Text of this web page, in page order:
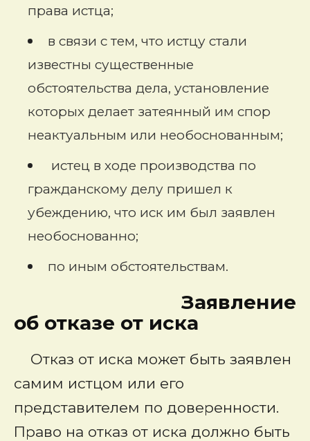
права истца;
в связи с тем, что истцу стали
известны существенные
обстоятельства дела, установление
которых делает затеянный им спор
неактуальным или необоснованным;
истец в ходе производства по
гражданскому делу пришел к
убеждению, что иск им был заявлен
необоснованно;
по иным обстоятельствам.
Заявление
об отказе от иска
Отказ от иска может быть заявлен
самим истцом или его
представителем по доверенности.
Право на отказ от иска должно быть